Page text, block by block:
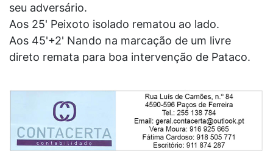
seu adversário.
Aos 25' Peixoto isolado rematou ao lado.
Aos 45'+2' Nando na marcação de um livre
direto remata para boa intervenção de Pataco.